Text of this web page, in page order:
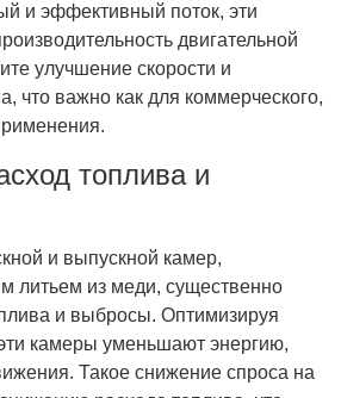
и эффективный поток, эти
двигательной
улучшение скорости и
что важно как для коммерческого,
топлива и
и выпускной камер,
литьем из меди, существенно
и выбросы. Оптимизируя
камеры уменьшают энергию,
Такое снижение спроса на